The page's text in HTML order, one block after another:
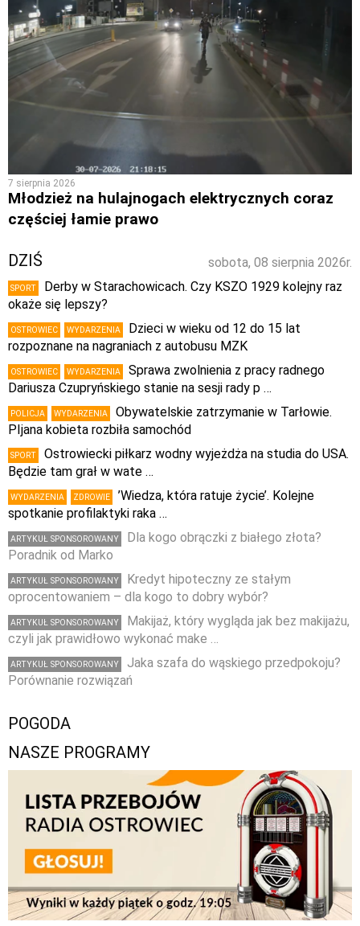
7 sierpnia 2026
Młodzież na hulajnogach elektrycznych coraz
częściej łamie prawo
sobota, 08 sierpnia 2026r.
DZIŚ
SPORT
Derby w Starachowicach. Czy KSZO 1929 kolejny raz
okaże się lepszy?
OSTROWIEC WYDARZENIA
Dzieci w wieku od 12 do 15 lat
rozpoznane na nagraniach z autobusu MZK
OSTROWIEC WYDARZENIA
Sprawa zwolnienia z pracy radnego
Dariusza Czupryńskiego stanie na sesji rady p …
POLICJA WYDARZENIA
Obywatelskie zatrzymanie w Tarłowie.
PIjana kobieta rozbiła samochód
SPORT
Ostrowiecki piłkarz wodny wyjeżdża na studia do USA.
Będzie tam grał w wate …
WYDARZENIA ZDROWIE
’Wiedza, która ratuje życie’. Kolejne
spotkanie profilaktyki raka …
ARTYKUŁ SPONSOROWANY
Dla kogo obrączki z białego złota?
Poradnik od Marko
ARTYKUŁ SPONSOROWANY
Kredyt hipoteczny ze stałym
oprocentowaniem – dla kogo to dobry wybór?
ARTYKUŁ SPONSOROWANY
Makijaż, który wygląda jak bez makijażu,
czyli jak prawidłowo wykonać make …
ARTYKUŁ SPONSOROWANY
Jaka szafa do wąskiego przedpokoju?
Porównanie rozwiązań
POGODA
NASZE PROGRAMY